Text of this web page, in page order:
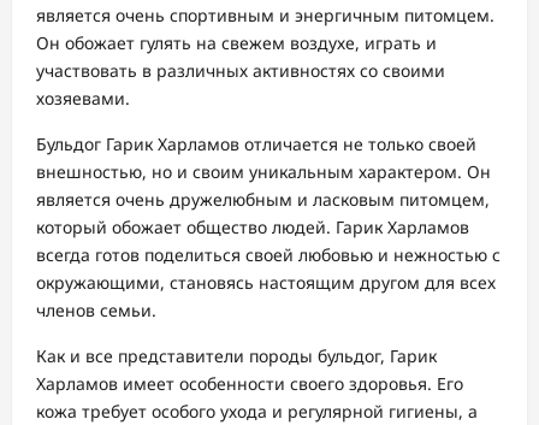
является очень спортивным и энергичным питомцем.
Он обожает гулять на свежем воздухе, играть и
участвовать в различных активностях со своими
хозяевами.
Бульдог Гарик Харламов отличается не только своей
внешностью, но и своим уникальным характером. Он
является очень дружелюбным и ласковым питомцем,
который обожает общество людей. Гарик Харламов
всегда готов поделиться своей любовью и нежностью с
окружающими, становясь настоящим другом для всех
членов семьи.
Как и все представители породы бульдог, Гарик
Харламов имеет особенности своего здоровья. Его
кожа требует особого ухода и регулярной гигиены, а